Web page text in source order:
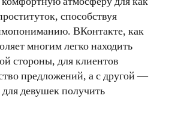
способствуя
ВКонтакте, как
многим легко находить
стороны, для клиентов
предложений, а с другой —
девушек получить